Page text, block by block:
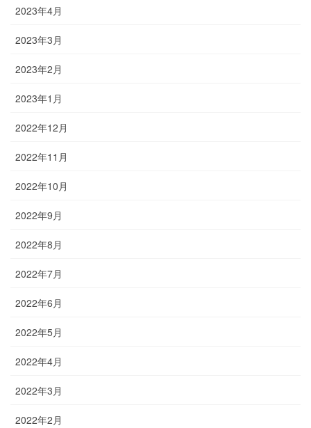
2023年4月
2023年3月
2023年2月
2023年1月
2022年12月
2022年11月
2022年10月
2022年9月
2022年8月
2022年7月
2022年6月
2022年5月
2022年4月
2022年3月
2022年2月